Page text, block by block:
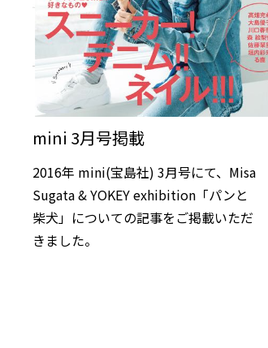
mini 3月号掲載
2016年 mini(宝島社) 3月号にて、Misa
Sugata & YOKEY exhibition「パンと
柴犬」についての記事をご掲載いただ
きました。